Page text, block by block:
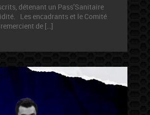
détenant un Pass’Sanitaire
Les encadrants et le Comité
de […]